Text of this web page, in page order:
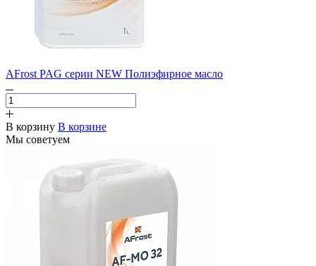
AFrost PAG серии NEW Полиэфирное масло
В корзину В корзине
Мы советуем